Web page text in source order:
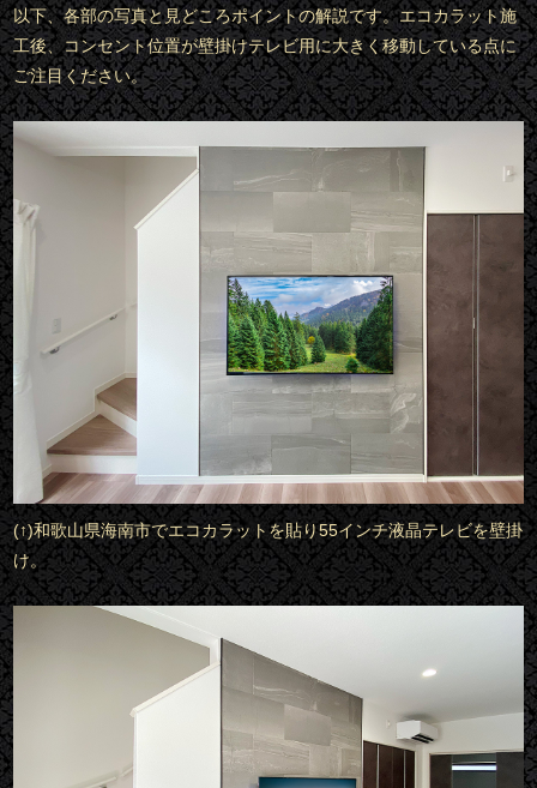
以下、各部の写真と見どころポイントの解説です。エコカラット施
工後、コンセント位置が壁掛けテレビ用に大きく移動している点に
ご注目ください。
(↑)和歌山県海南市でエコカラットを貼り55インチ液晶テレビを壁掛
け。